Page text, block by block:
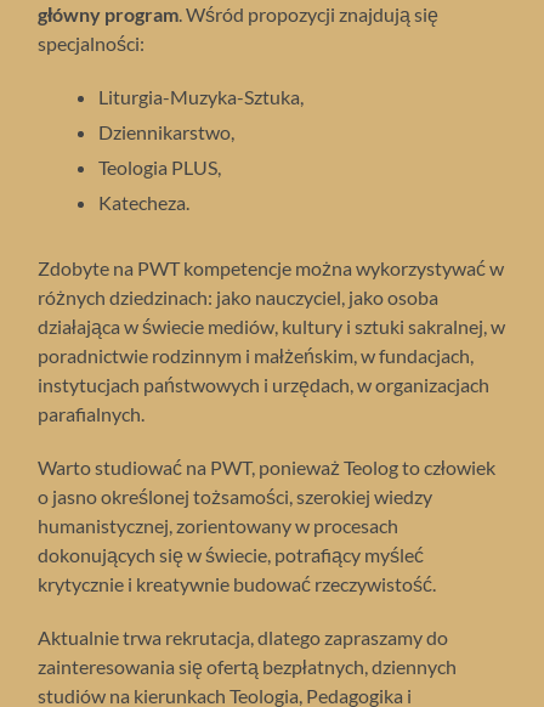
główny program. Wśród propozycji znajdują się
specjalności:
Liturgia-Muzyka-Sztuka,
Dziennikarstwo,
Teologia PLUS,
Katecheza.
Zdobyte na PWT kompetencje można wykorzystywać w
różnych dziedzinach: jako nauczyciel, jako osoba
działająca w świecie mediów, kultury i sztuki sakralnej, w
poradnictwie rodzinnym i małżeńskim, w fundacjach,
instytucjach państwowych i urzędach, w organizacjach
parafialnych.
Warto studiować na PWT, ponieważ Teolog to człowiek
o jasno określonej tożsamości, szerokiej wiedzy
humanistycznej, zorientowany w procesach
dokonujących się w świecie, potrafiący myśleć
krytycznie i kreatywnie budować rzeczywistość.
Aktualnie trwa rekrutacja, dlatego zapraszamy do
zainteresowania się ofertą bezpłatnych, dziennych
studiów na kierunkach Teologia, Pedagogika i